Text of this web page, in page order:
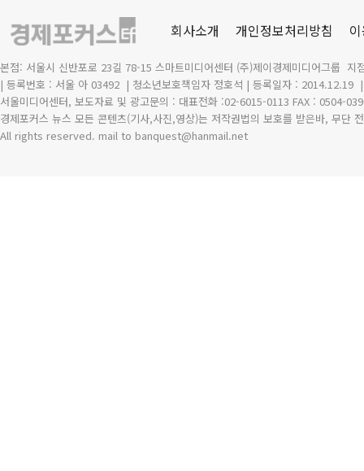
회사소개 개인정보처리방침
본점: 서울시 신반포로 23길 78-15 스마트미디어센터 (주)제이경제미디어그룹 지
| 등록번호 : 서울 아 03492 | 청소년보호책임자 정호석 | 등록일자 : 2014.12.19
서울미디어센터, 보도자료 및 광고문의 : 대표전화 :02-6015-0113 FAX : 0504-
경제포커스 뉴스 모든 콘텐츠(기사,사진,영상)는 저작권법의 보호를 받은바, 무단
All rights reserved. mail to banquest@hanmail.net